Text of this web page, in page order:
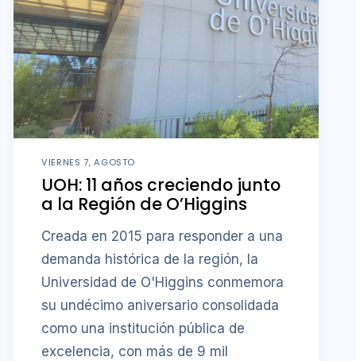
VIERNES 7, AGOSTO
UOH: 11 años creciendo junto
a la Región de O’Higgins
Creada en 2015 para responder a una
demanda histórica de la región, la
Universidad de O'Higgins conmemora
su undécimo aniversario consolidada
como una institución pública de
excelencia, con más de 9 mil